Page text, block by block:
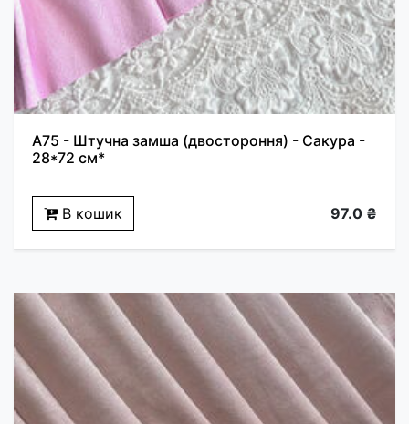
A75 - Штучна замша (двостороння) - Сакура -
28*72 см*
В кошик 97.0 ₴